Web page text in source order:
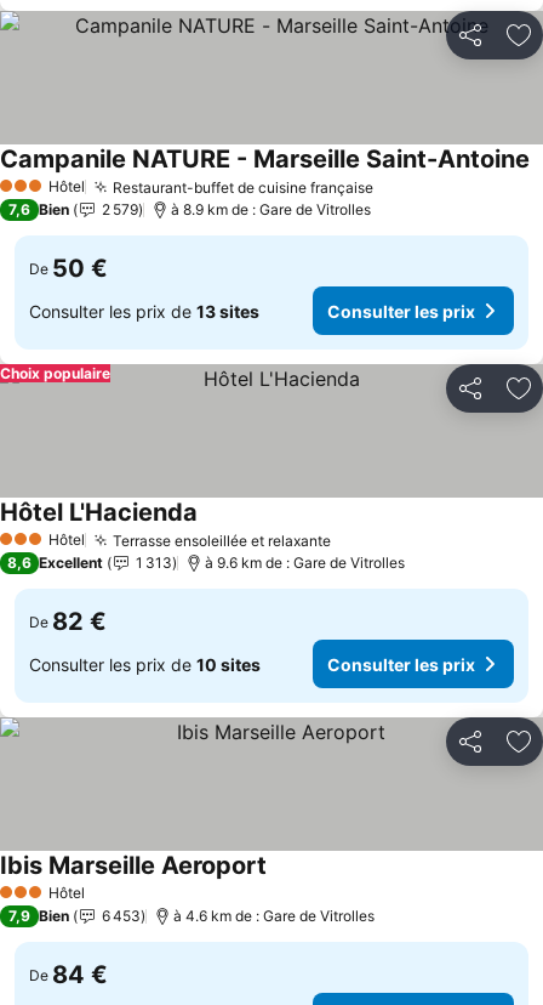
Partager
3 ÉtoilesHôtel Restaurant-buffet de cuisine françaiseConsulter les prix
Campanile NATURE - Marseille Saint-Antoine
7,6 Bien 2 579 à 8.9 km de : Gare de Vitrolles
De 50 €
Consulter les prix de 13 sites Consulter les prix
Partager
Choix populaire
3 ÉtoilesHôtel Terrasse ensoleillée et relaxanteConsulter les prix
Hôtel L'Hacienda
8,6 Excellent 1 313 à 9.6 km de : Gare de Vitrolles
De 82 €
Consulter les prix de 10 sites Consulter les prix
Partager
3 ÉtoilesHôtel
Ibis Marseille Aeroport
7,9 Bien 6 453 à 4.6 km de : Gare de Vitrolles
De 84 €